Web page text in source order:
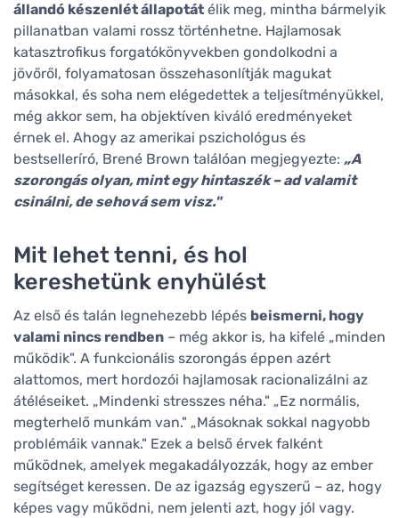
állandó készenlét állapotát élik meg, mintha bármelyik
pillanatban valami rossz történhetne. Hajlamosak
katasztrofikus forgatókönyvekben gondolkodni a
jövőről, folyamatosan összehasonlítják magukat
másokkal, és soha nem elégedettek a teljesítményükkel,
még akkor sem, ha objektíven kiváló eredményeket
érnek el. Ahogy az amerikai pszichológus és
bestselleríró, Brené Brown találóan megjegyezte: „A
szorongás olyan, mint egy hintaszék – ad valamit
csinálni, de sehová sem visz."
Mit lehet tenni, és hol
kereshetünk enyhülést
Az első és talán legnehezebb lépés beismerni, hogy
valami nincs rendben – még akkor is, ha kifelé „minden
működik". A funkcionális szorongás éppen azért
alattomos, mert hordozói hajlamosak racionalizálni az
átéléseiket. „Mindenki stresszes néha." „Ez normális,
megterhelő munkám van." „Másoknak sokkal nagyobb
problémáik vannak." Ezek a belső érvek falként
működnek, amelyek megakadályozzák, hogy az ember
segítséget keressen. De az igazság egyszerű – az, hogy
képes vagy működni, nem jelenti azt, hogy jól vagy.